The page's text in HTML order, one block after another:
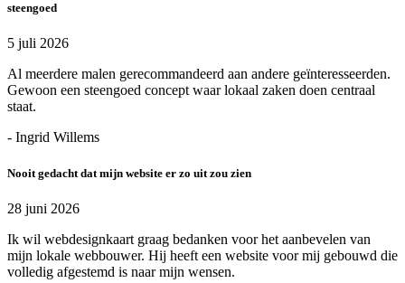
steengoed
5 juli 2026
Al meerdere malen gerecommandeerd aan andere geïnteresseerden.
Gewoon een steengoed concept waar lokaal zaken doen centraal
staat.
- Ingrid Willems
Nooit gedacht dat mijn website er zo uit zou zien
28 juni 2026
Ik wil webdesignkaart graag bedanken voor het aanbevelen van
mijn lokale webbouwer. Hij heeft een website voor mij gebouwd die
volledig afgestemd is naar mijn wensen.